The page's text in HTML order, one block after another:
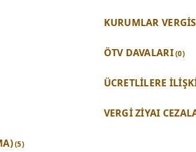
KURUMLAR
ÖTV DAVALARI(0)
ÜCRETLİLERE
VERGİ ZİYAI
(5)